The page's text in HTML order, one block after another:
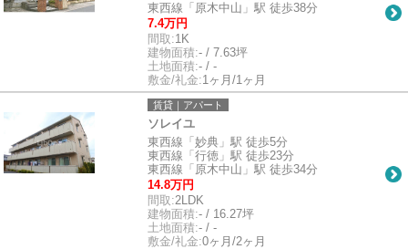
東西線「原木中山」駅 徒歩38分
7.4万円
間取:1K
建物面積:- / 7.63坪
土地面積:- / -
敷金/礼金:1ヶ月/1ヶ月
賃貸｜アパート
ソレイユ
東西線「妙典」駅 徒歩5分
東西線「行徳」駅 徒歩23分
東西線「原木中山」駅 徒歩34分
14.8万円
間取:2LDK
建物面積:- / 16.27坪
土地面積:- / -
敷金/礼金:0ヶ月/2ヶ月